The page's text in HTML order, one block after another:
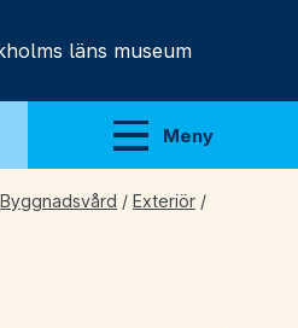
läns museum
Meny
Visa meny
Byggnadsvård / Exteriör /